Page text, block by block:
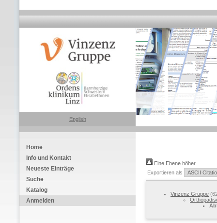
English
Home
Info und Kontakt
Neueste Einträge
Suche
Katalog
Anmelden
Eine Ebene höher
Exportieren als
Vinzenz Gruppe